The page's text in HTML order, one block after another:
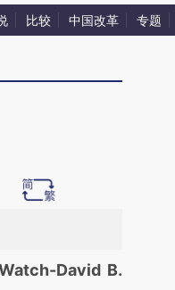
比较 中国改革 专题
：本文由第三方
David B.